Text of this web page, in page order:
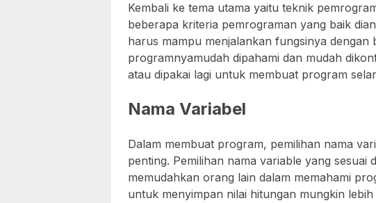
Kembali ke tema utama yaitu teknik
beberapa kriteria pemrograman yang baik
harus mampu menjalankan fungsinya dengan
programnyamudah dipahami dan mudah
atau dipakai lagi untuk membuat program
Nama Variabel
Dalam membuat program, pemilihan nama
penting. Pemilihan nama variable yang sesuai
memudahkan orang lain dalam memahami
untuk menyimpan nilai hitungan mungkin